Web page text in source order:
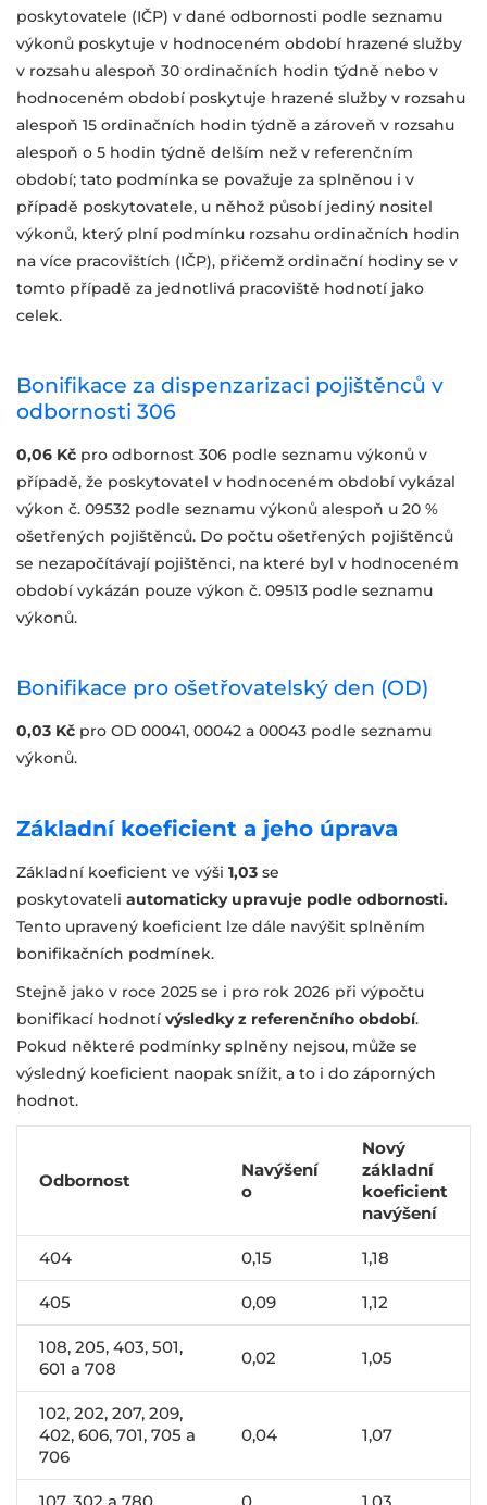
poskytovatele (IČP) v dané odbornosti podle seznamu
výkonů poskytuje v hodnoceném období hrazené služby
v rozsahu alespoň 30 ordinačních hodin týdně nebo v
hodnoceném období poskytuje hrazené služby v rozsahu
alespoň 15 ordinačních hodin týdně a zároveň v rozsahu
alespoň o 5 hodin týdně delším než v referenčním
období; tato podmínka se považuje za splněnou i v
případě poskytovatele, u něhož působí jediný nositel
výkonů, který plní podmínku rozsahu ordinačních hodin
na více pracovištích (IČP), přičemž ordinační hodiny se v
tomto případě za jednotlivá pracoviště hodnotí jako
celek.
Bonifikace za dispenzarizaci pojištěnců v
odbornosti 306
0,06 Kč pro odbornost 306 podle seznamu výkonů v
případě, že poskytovatel v hodnoceném období vykázal
výkon č. 09532 podle seznamu výkonů alespoň u 20 %
ošetřených pojištěnců. Do počtu ošetřených pojištěnců
se nezapočítávají pojištěnci, na které byl v hodnoceném
období vykázán pouze výkon č. 09513 podle seznamu
výkonů.
Bonifikace pro ošetřovatelský den (OD)
0,03 Kč pro OD 00041, 00042 a 00043 podle seznamu
výkonů.
Základní koeficient a jeho úprava
Základní koeficient ve výši 1,03 se
poskytovateli automaticky upravuje podle odbornosti.
Tento upravený koeficient lze dále navýšit splněním
bonifikačních podmínek.
Stejně jako v roce 2025 se i pro rok 2026 při výpočtu
bonifikací hodnotí výsledky z referenčního období.
Pokud některé podmínky splněny nejsou, může se
výsledný koeficient naopak snížit, a to i do záporných
hodnot.
Odbornost
Navýšení
o
Nový
základní
koeficient
navýšení
404 0,15 1,18
405 0,09 1,12
108, 205, 403, 501,
601 a 708
0,02 1,05
102, 202, 207, 209,
402, 606, 701, 705 a
706
0,04 1,07